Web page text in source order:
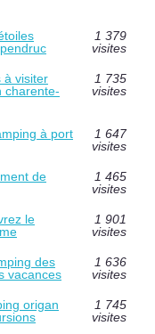
1 379
visites
à visiter
charente-
1 735
visites
à port
1 647
visites
de
1 465
visites
le
1 901
visites
des
vacances
1 636
visites
origan
1 745
visites